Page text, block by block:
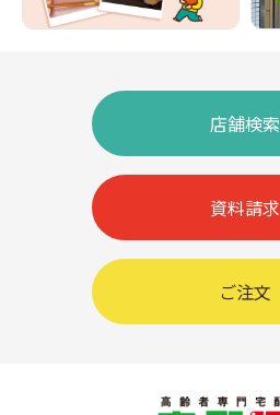
店舗検索
資料請求
ご注文